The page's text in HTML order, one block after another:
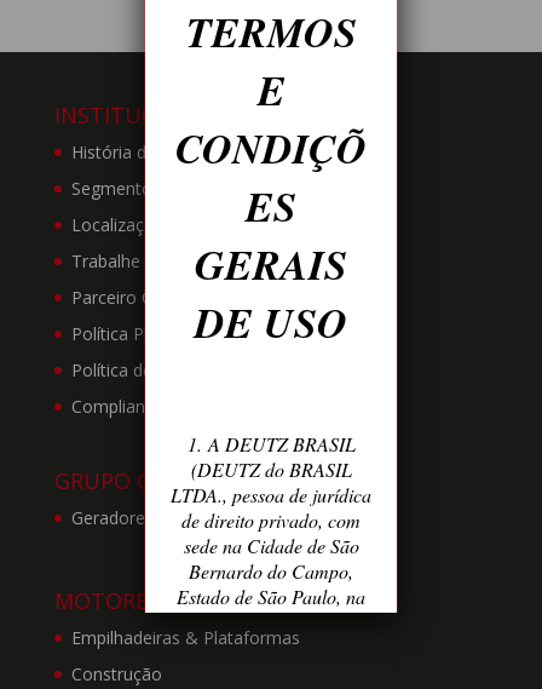
INSTITUCIONAL
História da Empresa
Segmento de Atuação
Localizações
Trabalhe Conosco
Parceiro Comercial Deutz
Política Privacidade
Política de Proteção de Dados
Compliance
GRUPO GERADORES
Geradores de 15 a 890kVA
MOTORES
Empilhadeiras & Plataformas
Construção
TERMOS
E
CONDIÇÕ
ES
GERAIS
DE USO
1. A DEUTZ BRASIL
(DEUTZ do BRASIL
LTDA., pessoa de jurídica
de direito privado, com
sede na Cidade de São
Bernardo do Campo,
Estado de São Paulo, na
Rua Carlos Ayres, 542 –
Bairro Independência,